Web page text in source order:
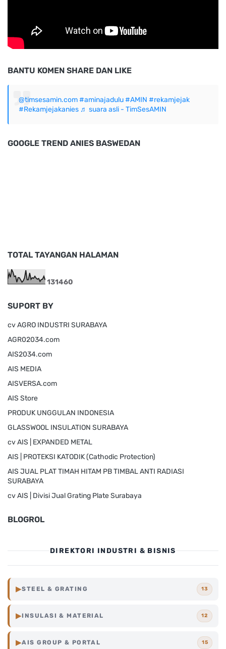
BANTU KOMEN SHARE DAN LIKE
@timsesamin.com#aminajadulu#AMIN #rekamjejak
#Rekamjejakanies ♬ suara asli - TimSesAMIN
GOOGLE TREND ANIES BASWEDAN
TOTAL TAYANGAN HALAMAN
131460
SUPORT BY
cv AGRO INDUSTRI SURABAYA
AGR02034.com
AIS2034.com
AIS MEDIA
AISVERSA.com
AIS Store
PRODUK UNGGULAN INDONESIA
GLASSWOOL INSULATION SURABAYA
cv AIS | EXPANDED METAL
AIS | PROTEKSI KATODIK (Cathodic Protection)
AIS JUAL PLAT TIMAH HITAM PB TIMBAL ANTI RADIASI
SURABAYA
cv AIS | Divisi Jual Grating Plate Surabaya
BLOGROL
DIREKTORI INDUSTRI & BISNIS
▶STEEL & GRATING 13
Steel Grating Surabaya
▶INSULASI & MATERIAL 12
Surabaya
▶AIS GROUP & PORTAL 15